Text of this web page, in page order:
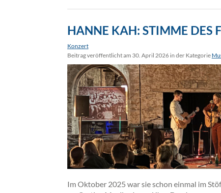
HANNE KAH: STIMME DES
Konzert
Beitrag veröffentlicht am 30. April 2026 in der Kategorie
Im Oktober 2025 war sie schon einmal im